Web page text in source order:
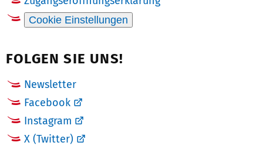
Cookie Einstellungen
FOLGEN SIE UNS!
Newsletter
Facebook
Instagram
X (Twitter)